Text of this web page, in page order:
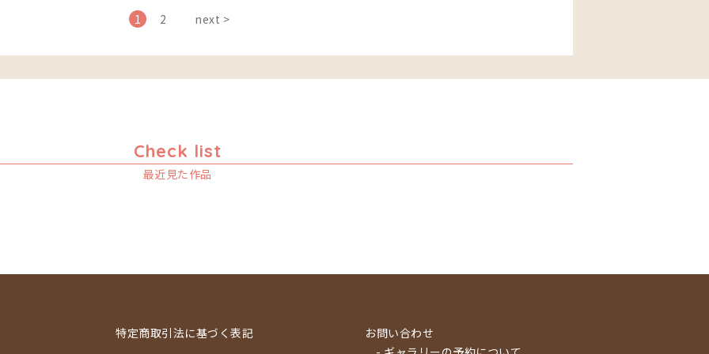
1 2 next >
Check list
最近見た作品
特定商取引法に基づく表記
お問い合わせ